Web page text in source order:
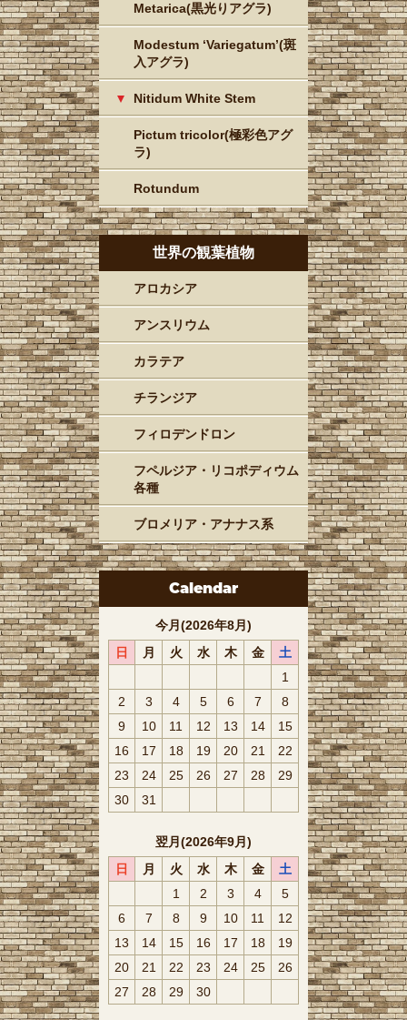
Metarica(黒光りアグラ)
Modestum ‘Variegatum’(斑
入アグラ)
Nitidum White Stem
Pictum tricolor(極彩色アグ
ラ)
Rotundum
世界の観葉植物
アロカシア
アンスリウム
カラテア
チランジア
フィロデンドロン
フペルジア・リコポディウム
各種
ブロメリア・アナナス系
Calendar
今月(2026年8月)
日
月 火 水 木 金
土
1
2
3 4 5 6 7
8
9
10 11 12 13 14
15
16
17 18 19 20 21
22
23
24 25 26 27 28
29
30
31
翌月(2026年9月)
日
月 火 水 木 金
土
1
2 3 4
5
6
7 8 9 10 11
12
13
14 15 16 17 18
19
20
21 22 23 24 25
26
27
28 29 30